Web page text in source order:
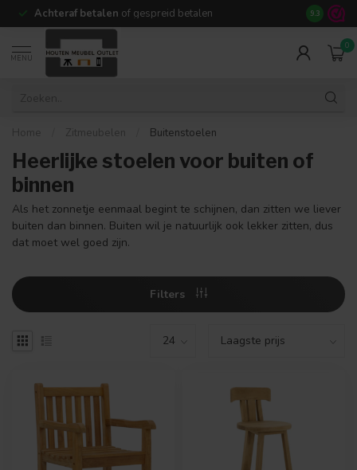
Achteraf betalen of gespreid betalen 14 dagen
9.3
MENU
0
Home Zitmeubelen Buitenstoelen
Heerlijke stoelen voor buiten of
binnen
Als het zonnetje eenmaal begint te schijnen, dan zitten we liever
buiten dan binnen. Buiten wil je natuurlijk ook lekker zitten, dus
dat moet wel goed zijn.
Filters